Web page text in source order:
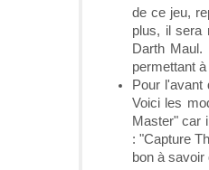
de ce jeu,
plus, il sera
Darth Maul.
permettant
Pour l'avant
Voici les
Master" car
: "Capture
bon à